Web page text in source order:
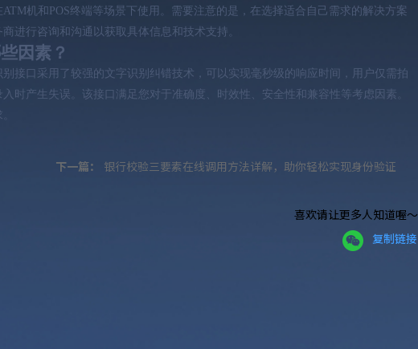
机和POS终端等场景下使用。需要注意的是，在选择适合自己需求的解决方案
进行咨询和沟通以获取具体信息和技术支持。
因素？
接口采用了较强的文字识别纠错技术，可以实现毫秒级的响应时间，用户仅需拍
时产生失误。该接口满足您对于准确度、时效性、安全性和兼容性等考虑因素。
下一篇： 银行校验三要素在线调用方法详解，助你轻松实现身份验证
喜欢请让更多人知道喔～
复制链接